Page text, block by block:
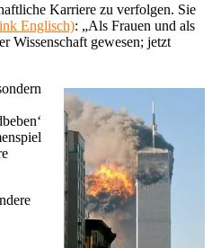
Karriere zu verfolgen. Sie
Englisch): „Als Frauen und als
Wissenschaft gewesen; jetzt